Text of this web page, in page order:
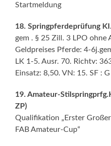
Startmeldung
18. Springpferdeprüfung
gem . § 25 Zill. 3 LPO ohne
Geldpreises Pferde: 4-
LK 1-5. Ausr. 70. Richtv:
Einsatz: 8,50. VN: 15. SF : G
19. Amateur-
ZP)
Qualifikation „Erster
FAB Amateur-Cup“